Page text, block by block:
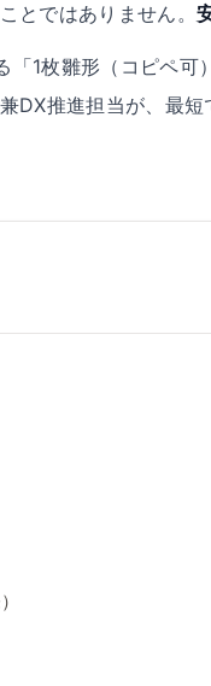
とではありません。
1枚雛形（コピペ
DX推進担当が、最